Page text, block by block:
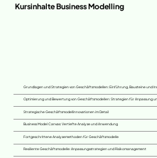
Kursinhalte Business Modelling
Grundlagen und Strategien von Geschäftsmodellen: Einführung, Bausteine und
Optimierung und Bewertung von Geschäftsmodellen: Strategien für Anpassung
Strategische Geschäftsmodellinnovationen im Detail
Business Model Canvas: Vertiefte Analyse und Anwendung
Fortgeschrittene Analysemethoden für Geschäftsmodelle
Resiliente Geschäftsmodelle: Anpassungsstrategien und Risikomanagement